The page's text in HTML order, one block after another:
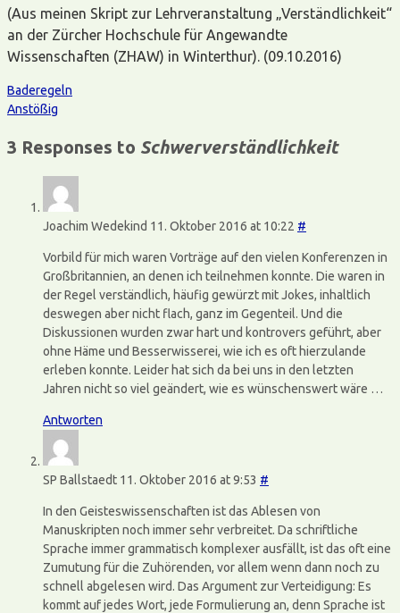
(Aus meinen Skript zur Lehrveranstaltung „Verständlichkeit“
an der Zürcher Hochschule für Angewandte
Wissenschaften (ZHAW) in Winterthur). (09.10.2016)
Baderegeln
Anstößig
3 Responses to Schwerverständlichkeit
Joachim Wedekind 11. Oktober 2016 at 10:22 #
Vorbild für mich waren Vorträge auf den vielen Konferenzen in
Großbritannien, an denen ich teilnehmen konnte. Die waren in
der Regel verständlich, häufig gewürzt mit Jokes, inhaltlich
deswegen aber nicht flach, ganz im Gegenteil. Und die
Diskussionen wurden zwar hart und kontrovers geführt, aber
ohne Häme und Besserwisserei, wie ich es oft hierzulande
erleben konnte. Leider hat sich da bei uns in den letzten
Jahren nicht so viel geändert, wie es wünschenswert wäre …
Antworten
SP Ballstaedt 11. Oktober 2016 at 9:53 #
In den Geisteswissenschaften ist das Ablesen von
Manuskripten noch immer sehr verbreitet. Da schriftliche
Sprache immer grammatisch komplexer ausfällt, ist das oft eine
Zumutung für die Zuhörenden, vor allem wenn dann noch zu
schnell abgelesen wird. Das Argument zur Verteidigung: Es
kommt auf jedes Wort, jede Formulierung an, denn Sprache ist